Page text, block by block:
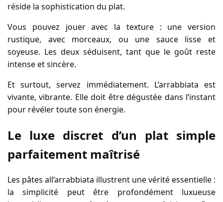
réside la sophistication du plat.
Vous pouvez jouer avec la texture : une version
rustique, avec morceaux, ou une sauce lisse et
soyeuse. Les deux séduisent, tant que le goût reste
intense et sincère.
Et surtout, servez immédiatement. L’arrabbiata est
vivante, vibrante. Elle doit être dégustée dans l’instant
pour révéler toute son énergie.
Le luxe discret d’un plat simple
parfaitement maîtrisé
Les pâtes all’arrabbiata illustrent une vérité essentielle :
la simplicité peut être profondément luxueuse